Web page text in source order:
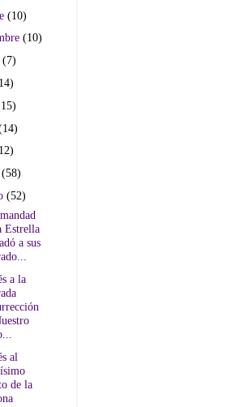
(10)
(10)
(7)
(58)
(52)
Estrella
a sus
a la
al
de la